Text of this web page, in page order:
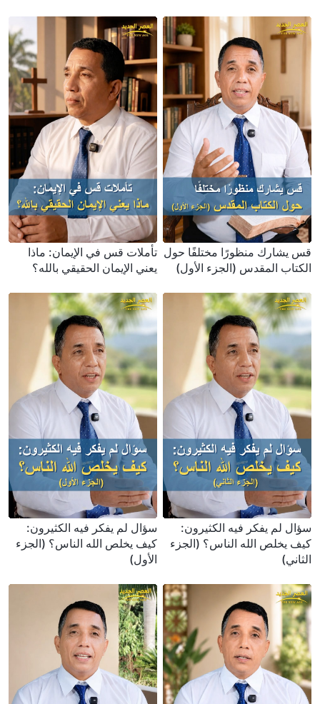
قس يشارك منظورًا مختلفًا حول
الكتاب المقدس (الجزء الأول)
تأملات قس في الإيمان: ماذا
يعني الإيمان الحقيقي بالله؟
سؤال لم يفكر فيه الكثيرون:
كيف يخلص الله الناس؟ (الجزء
الثاني)
سؤال لم يفكر فيه الكثيرون:
كيف يخلص الله الناس؟ (الجزء
الأول)
بركات الله ، انقر فوق الزر للانضمام إلى مؤتمرنا
على الإنترنت .